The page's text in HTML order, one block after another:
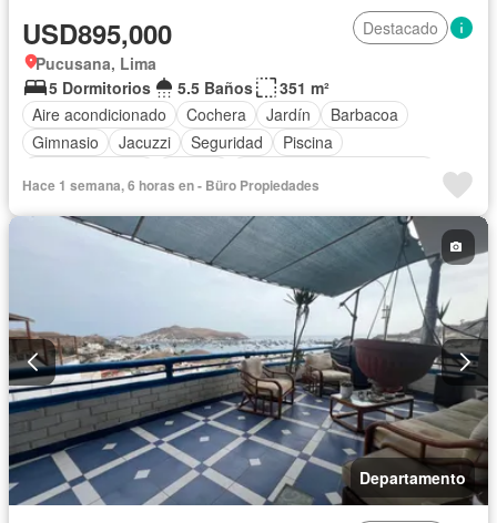
USD895,000
Destacado
Pucusana, Lima
5 Dormitorios
5.5 Baños
351 m²
Aire acondicionado
Cochera Jardín
Barbacoa
Gimnasio
Jacuzzi Seguridad
Piscina
Hace 1 semana, 6 horas en - Büro Propiedades
Departamento